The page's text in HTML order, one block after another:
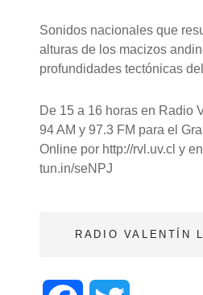
Sonidos nacionales que
alturas de los macizos
profundidades tectónicas
De 15 a 16 horas en Radio
94 AM y 97.3 FM para el
Online por http://rvl.uv.cl y
tun.in/seNPJ
RADIO VALENTÍN